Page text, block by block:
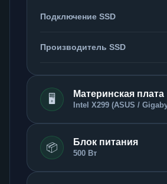
Подключение SSD
Производитель SSD
🖥️ Материнская плата
Intel X299 (ASUS /
📦 Блок питания
500 Вт